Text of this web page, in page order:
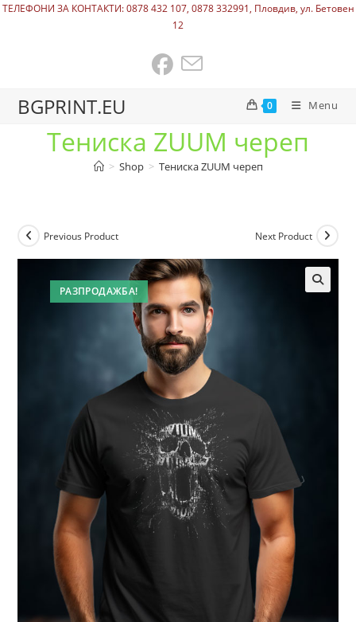
ТЕЛЕФОНИ ЗА КОНТАКТИ: 0878 432 107, 0878 332991, Пловдив, ул. Бетовен
12
BGPRINT.EU 0 Menu
Тениска ZUUM череп
> Shop > Тениска ZUUM череп
РАЗПРОДАЖБА!
Previous Product Next Product